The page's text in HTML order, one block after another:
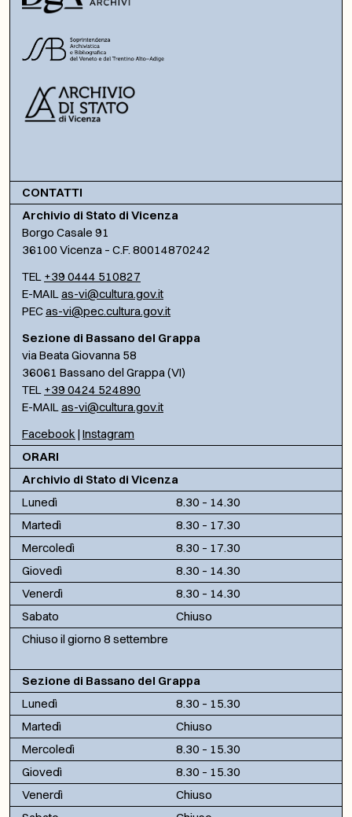
CONTATTI
Archivio di Stato di Vicenza
Borgo Casale 91
36100 Vicenza – C.F. 80014870242
TEL +39 0444 510827
E-MAILas-vi@cultura.gov.it
PECas-vi@pec.cultura.gov.it
Sezione di Bassano del Grappa
via Beata Giovanna 58
36061 Bassano del Grappa (VI)
TEL +39 0424 524890
E-MAILas-vi@cultura.gov.it
Facebook | Instagram
ORARI
Archivio di Stato di Vicenza
Lunedì
8.30 – 14.30
Martedì
8.30 – 17.30
Mercoledì
8.30 – 17.30
Giovedì
8.30 – 14.30
Venerdì
8.30 – 14.30
Sabato
Chiuso
Chiuso il giorno 8 settembre
Sezione di Bassano del Grappa
Lunedì
8.30 – 15.30
Martedì
Chiuso
Mercoledì
8.30 – 15.30
Giovedì
8.30 – 15.30
Venerdì
Chiuso